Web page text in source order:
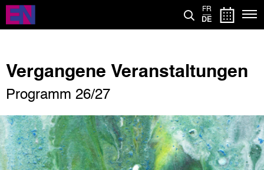
Direkt
zum
Inhalt
FR
DE
Vergangene Veranstaltungen
Programm 26/27